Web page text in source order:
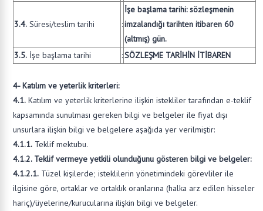
3.4. Süresi/teslim tarihi :
İşe başlama tarihi: sözleşmenin
imzalandığı tarihten itibaren 60
(altmış) gün.
3.5. İşe başlama tarihi :SÖZLEŞME TARİHİN İTİBAREN
4- Katılım ve yeterlik kriterleri:
4.1. Katılım ve yeterlik kriterlerine ilişkin istekliler tarafından e-teklif
kapsamında sunulması gereken bilgi ve belgeler ile fiyat dışı
unsurlara ilişkin bilgi ve belgelere aşağıda yer verilmiştir:
4.1.1. Teklif mektubu.
4.1.2. Teklif vermeye yetkili olunduğunu gösteren bilgi ve belgeler:
4.1.2.1. Tüzel kişilerde; isteklilerin yönetimindeki görevliler ile
ilgisine göre, ortaklar ve ortaklık oranlarına (halka arz edilen hisseler
hariç)/üyelerine/kurucularına ilişkin bilgi ve belgeler.